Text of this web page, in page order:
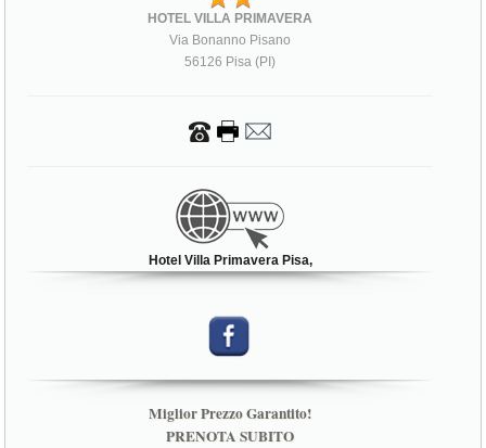
HOTEL VILLA PRIMAVERA
Via Bonanno Pisano
56126 Pisa (PI)
Hotel Villa Primavera Pisa,
Miglior Prezzo Garantito!
PRENOTA SUBITO